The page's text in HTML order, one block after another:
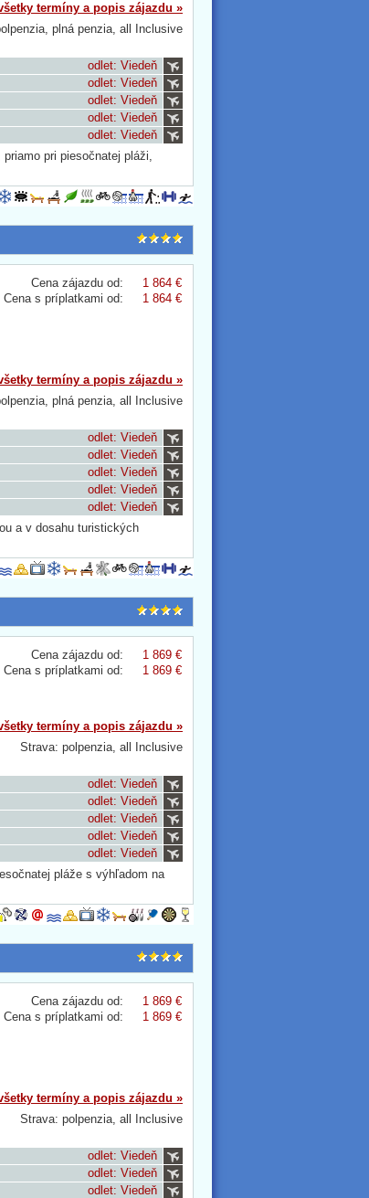
termíny a popis zájazdu »
plná penzia, all Inclusive
odlet: Viedeň
odlet: Viedeň
odlet: Viedeň
odlet: Viedeň
odlet: Viedeň
pri piesočnatej pláži,
Cena zájazdu od:
1 864 €
Cena s príplatkami od:
1 864 €
termíny a popis zájazdu »
plná penzia, all Inclusive
odlet: Viedeň
odlet: Viedeň
odlet: Viedeň
odlet: Viedeň
odlet: Viedeň
a v dosahu turistických
Cena zájazdu od:
1 869 €
Cena s príplatkami od:
1 869 €
termíny a popis zájazdu »
Strava: polpenzia, all Inclusive
odlet: Viedeň
odlet: Viedeň
odlet: Viedeň
odlet: Viedeň
odlet: Viedeň
pláže s výhľadom na
Cena zájazdu od:
1 869 €
Cena s príplatkami od:
1 869 €
termíny a popis zájazdu »
Strava: polpenzia, all Inclusive
odlet: Viedeň
odlet: Viedeň
odlet: Viedeň